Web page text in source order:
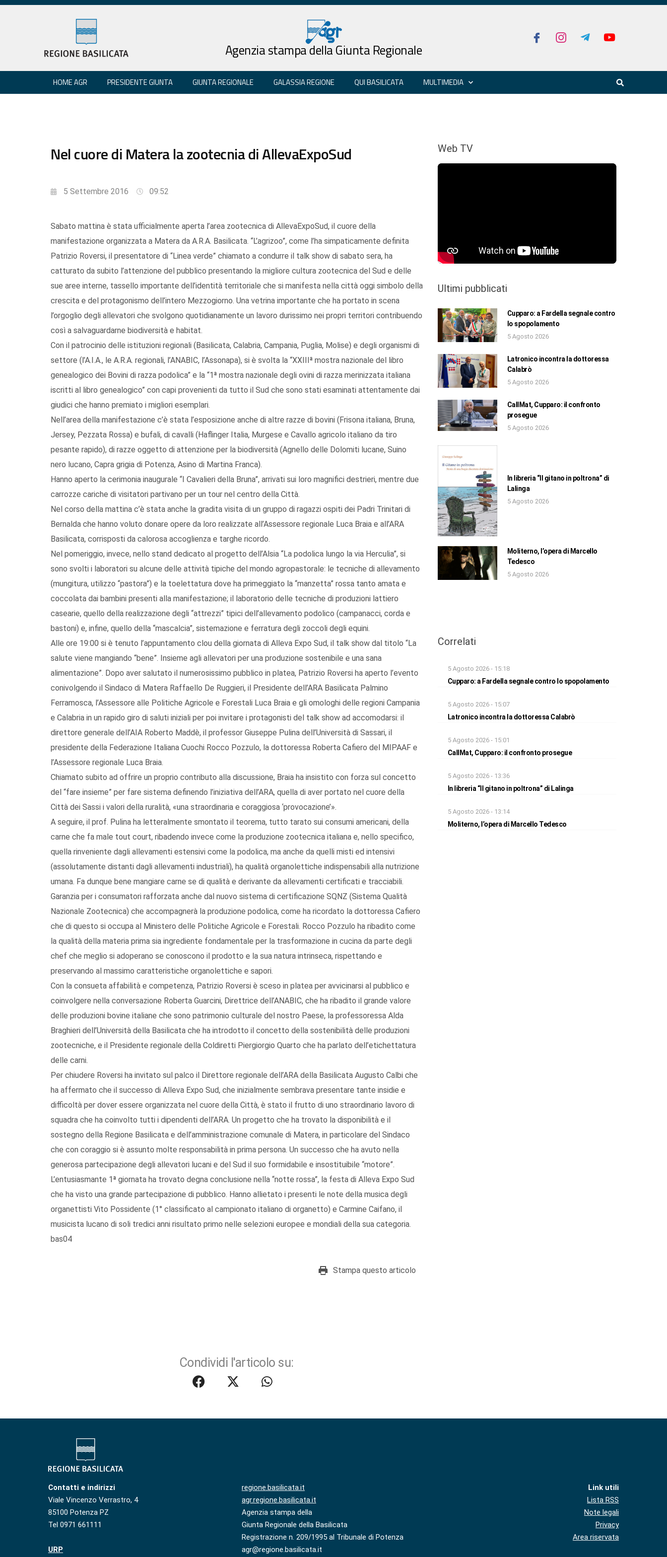
Agenzia stampa della Giunta Regionale
HOME AGR PRESIDENTE GIUNTA GIUNTA REGIONALE GALASSIA REGIONE QUI BASILICATA MULTIMEDIA
Nel cuore di Matera la zootecnia di AllevaExpoSud
5 Settembre 2016 09:52
Sabato mattina è stata ufficialmente aperta l’area zootecnica di AllevaExpoSud, il cuore della
manifestazione organizzata a Matera da A.R.A. Basilicata. “L’agrizoo”, come l’ha simpaticamente definita
Patrizio Roversi, il presentatore di “Linea verde” chiamato a condurre il talk show di sabato sera, ha
catturato da subito l’attenzione del pubblico presentando la migliore cultura zootecnica del Sud e delle
sue aree interne, tassello importante dell’identità territoriale che si manifesta nella città oggi simbolo della
crescita e del protagonismo dell’intero Mezzogiorno. Una vetrina importante che ha portato in scena
l’orgoglio degli allevatori che svolgono quotidianamente un lavoro durissimo nei propri territori contribuendo
così a salvaguardarne biodiversità e habitat.
Con il patrocinio delle istituzioni regionali (Basilicata, Calabria, Campania, Puglia, Molise) e degli organismi di
settore (l’A.I.A., le A.R.A. regionali, l’ANABIC, l’Assonapa), si è svolta la “XXIIIª mostra nazionale del libro
genealogico dei Bovini di razza podolica” e la “1ª mostra nazionale degli ovini di razza merinizzata italiana
iscritti al libro genealogico” con capi provenienti da tutto il Sud che sono stati esaminati attentamente dai
giudici che hanno premiato i migliori esemplari.
Nell’area della manifestazione c’è stata l’esposizione anche di altre razze di bovini (Frisona italiana, Bruna,
Jersey, Pezzata Rossa) e bufali, di cavalli (Haflinger Italia, Murgese e Cavallo agricolo italiano da tiro
pesante rapido), di razze oggetto di attenzione per la biodiversità (Agnello delle Dolomiti lucane, Suino
nero lucano, Capra grigia di Potenza, Asino di Martina Franca).
Hanno aperto la cerimonia inaugurale “I Cavalieri della Bruna”, arrivati sui loro magnifici destrieri, mentre due
carrozze cariche di visitatori partivano per un tour nel centro della Città.
Nel corso della mattina c’è stata anche la gradita visita di un gruppo di ragazzi ospiti dei Padri Trinitari di
Bernalda che hanno voluto donare opere da loro realizzate all’Assessore regionale Luca Braia e all’ARA
Basilicata, corrisposti da calorosa accoglienza e targhe ricordo.
Nel pomeriggio, invece, nello stand dedicato al progetto dell’Alsia “La podolica lungo la via Herculia”, si
sono svolti i laboratori su alcune delle attività tipiche del mondo agropastorale: le tecniche di allevamento
(mungitura, utilizzo “pastora”) e la toelettatura dove ha primeggiato la “manzetta” rossa tanto amata e
coccolata dai bambini presenti alla manifestazione; il laboratorio delle tecniche di produzioni lattiero
casearie, quello della realizzazione degli “attrezzi” tipici dell’allevamento podolico (campanacci, corda e
bastoni) e, infine, quello della “mascalcia”, sistemazione e ferratura degli zoccoli degli equini.
Alle ore 19:00 si è tenuto l’appuntamento clou della giornata di Alleva Expo Sud, il talk show dal titolo “La
salute viene mangiando “bene”. Insieme agli allevatori per una produzione sostenibile e una sana
alimentazione”. Dopo aver salutato il numerosissimo pubblico in platea, Patrizio Roversi ha aperto l’evento
conivolgendo il Sindaco di Matera Raffaello De Ruggieri, il Presidente dell’ARA Basilicata Palmino
Ferramosca, l’Assessore alle Politiche Agricole e Forestali Luca Braia e gli omologhi delle regioni Campania
e Calabria in un rapido giro di saluti iniziali per poi invitare i protagonisti del talk show ad accomodarsi: il
direttore generale dell’AIA Roberto Maddè, il professor Giuseppe Pulina dell’Università di Sassari, il
presidente della Federazione Italiana Cuochi Rocco Pozzulo, la dottoressa Roberta Cafiero del MIPAAF e
l’Assessore regionale Luca Braia.
Chiamato subito ad offrire un proprio contributo alla discussione, Braia ha insistito con forza sul concetto
del “fare insieme” per fare sistema definendo l’iniziativa dell’ARA, quella di aver portato nel cuore della
Città dei Sassi i valori della ruralità, «una straordinaria e coraggiosa ‘provocazione’».
A seguire, il prof. Pulina ha letteralmente smontato il teorema, tutto tarato sui consumi americani, della
carne che fa male tout court, ribadendo invece come la produzione zootecnica italiana e, nello specifico,
quella rinveniente dagli allevamenti estensivi come la podolica, ma anche da quelli misti ed intensivi
(assolutamente distanti dagli allevamenti industriali), ha qualità organolettiche indispensabili alla nutrizione
umana. Fa dunque bene mangiare carne se di qualità e derivante da allevamenti certificati e tracciabili.
Garanzia per i consumatori rafforzata anche dal nuovo sistema di certificazione SQNZ (Sistema Qualità
Nazionale Zootecnica) che accompagnerà la produzione podolica, come ha ricordato la dottoressa Cafiero
che di questo si occupa al Ministero delle Politiche Agricole e Forestali. Rocco Pozzulo ha ribadito come
la qualità della materia prima sia ingrediente fondamentale per la trasformazione in cucina da parte degli
chef che meglio si adoperano se conoscono il prodotto e la sua natura intrinseca, rispettando e
preservando al massimo caratteristiche organolettiche e sapori.
Con la consueta affabilità e competenza, Patrizio Roversi è sceso in platea per avvicinarsi al pubblico e
coinvolgere nella conversazione Roberta Guarcini, Direttrice dell’ANABIC, che ha ribadito il grande valore
delle produzioni bovine italiane che sono patrimonio culturale del nostro Paese, la professoressa Alda
Braghieri dell’Università della Basilicata che ha introdotto il concetto della sostenibilità delle produzioni
zootecniche, e il Presidente regionale della Coldiretti Piergiorgio Quarto che ha parlato dell’etichettatura
delle carni.
Per chiudere Roversi ha invitato sul palco il Direttore regionale dell’ARA della Basilicata Augusto Calbi che
ha affermato che il successo di Alleva Expo Sud, che inizialmente sembrava presentare tante insidie e
difficoltà per dover essere organizzata nel cuore della Città, è stato il frutto di uno straordinario lavoro di
squadra che ha coinvolto tutti i dipendenti dell’ARA. Un progetto che ha trovato la disponibilità e il
sostegno della Regione Basilicata e dell’amministrazione comunale di Matera, in particolare del Sindaco
che con coraggio si è assunto molte responsabilità in prima persona. Un successo che ha avuto nella
generosa partecipazione degli allevatori lucani e del Sud il suo formidabile e insostituibile “motore”.
L’entusiasmante 1ª giornata ha trovato degna conclusione nella “notte rossa”, la festa di Alleva Expo Sud
che ha visto una grande partecipazione di pubblico. Hanno allietato i presenti le note della musica degli
organettisti Vito Possidente (1° classificato al campionato italiano di organetto) e Carmine Caifano, il
musicista lucano di soli tredici anni risultato primo nelle selezioni europee e mondiali della sua categoria.
bas04
Stampa questo articolo
Condividi l'articolo su:
Web TV
Ultimi pubblicati
Cupparo: a Fardella segnale contro
lo spopolamento
5 Agosto 2026
Latronico incontra la dottoressa
Calabrò
5 Agosto 2026
CallMat, Cupparo: il confronto
prosegue
5 Agosto 2026
In libreria “Il gitano in poltrona” di
Lalinga
5 Agosto 2026
Moliterno, l’opera di Marcello
Tedesco
5 Agosto 2026
Correlati
5 Agosto 2026 - 15:18
Cupparo: a Fardella segnale contro lo spopolamento
5 Agosto 2026 - 15:07
Latronico incontra la dottoressa Calabrò
5 Agosto 2026 - 15:01
CallMat, Cupparo: il confronto prosegue
5 Agosto 2026 - 13:36
In libreria “Il gitano in poltrona” di Lalinga
5 Agosto 2026 - 13:14
Moliterno, l’opera di Marcello Tedesco
Contatti e indirizzi
Viale Vincenzo Verrastro, 4
85100 Potenza PZ
Tel 0971 661111
URP
regione.basilicata.it
agr.regione.basilicata.it
Agenzia stampa della
Giunta Regionale della Basilicata
Registrazione n. 209/1995 al Tribunale di Potenza
agr@regione.basilicata.it
Link utili
Lista RSS
Note legali
Privacy
Area riservata